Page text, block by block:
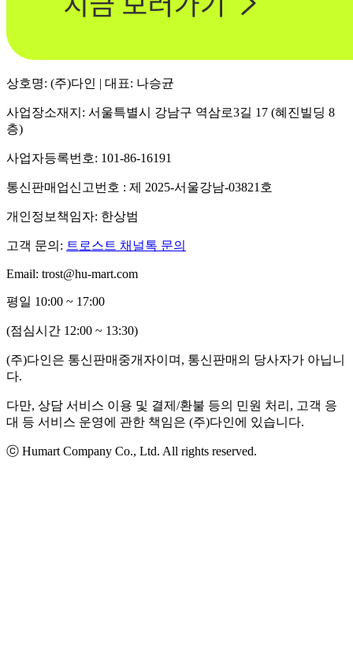
상호명: (주)다인 | 대표: 나승균
사업장소재지: 서울특별시 강남구 역삼로3길 17 (혜진빌딩 8
층)
사업자등록번호: 101-86-16191
통신판매업신고번호 : 제 2025-서울강남-03821호
개인정보책임자: 한상범
고객 문의: 트로스트 채널톡 문의
Email: trost@hu-mart.com
평일 10:00 ~ 17:00
(점심시간 12:00 ~ 13:30)
(주)다인은 통신판매중개자이며, 통신판매의 당사자가 아닙니
다.
다만, 상담 서비스 이용 및 결제/환불 등의 민원 처리, 고객 응
대 등 서비스 운영에 관한 책임은 (주)다인에 있습니다.
ⓒ Humart Company Co., Ltd. All rights reserved.